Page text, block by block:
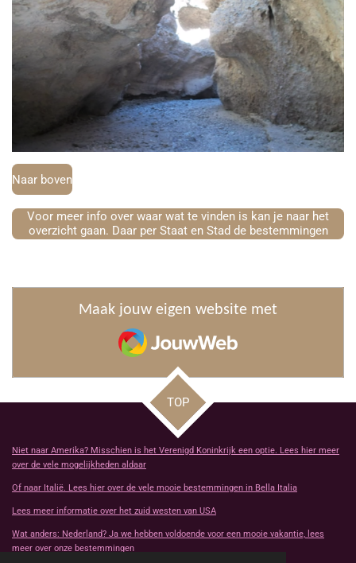
Naar boven
Voor meer info over waar wat te vinden is kan je naar het
overzicht gaan. Daar per Staat en Stad de bestemmingen
Maak jouw eigen website met
JouwWeb
TOP
Niet naar Amerika? Misschien is het Verenigd Koninkrijk een optie. Lees hier meer
over de vele mogelijkheden aldaar
Of naar Italië. Lees hier over de vele mooie bestemmingen in Bella Italia
Lees meer informatie over het zuid westen van USA
Wat anders: Nederland? Ja we hebben voldoende voor een mooie vakantie, lees
meer over onze bestemmingen